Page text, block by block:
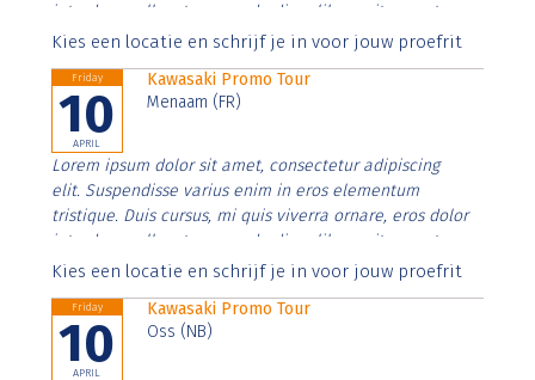
interdum nulla, ut commodo diam libero vitae erat.
Aenean faucibus nibh et justo cursus id rutrum lorem
Kies een locatie en schrijf je in voor jouw proefrit
Friday
10
APRIL
Kawasaki Promo Tour
Menaam (FR)
Lorem ipsum dolor sit amet, consectetur adipiscing
elit. Suspendisse varius enim in eros elementum
tristique. Duis cursus, mi quis viverra ornare, eros dolor
interdum nulla, ut commodo diam libero vitae erat.
Aenean faucibus nibh et justo cursus id rutrum lorem
Kies een locatie en schrijf je in voor jouw proefrit
Friday
10
APRIL
Kawasaki Promo Tour
Oss (NB)